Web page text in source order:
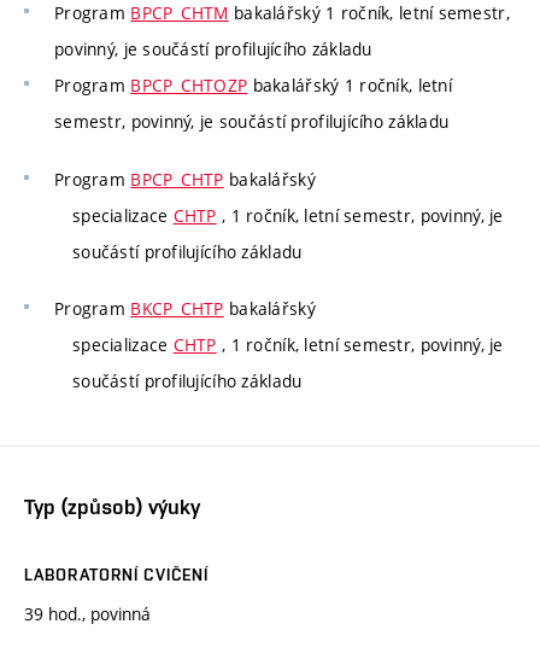
Program BPCP_CHTM bakalářský 1 ročník, letní semestr,
povinný, je součástí profilujícího základu
Program BPCP_CHTOZP bakalářský 1 ročník, letní
semestr, povinný, je součástí profilujícího základu
Program BPCP_CHTP bakalářský
specializace CHTP , 1 ročník, letní semestr, povinný, je
součástí profilujícího základu
Program BKCP_CHTP bakalářský
specializace CHTP , 1 ročník, letní semestr, povinný, je
součástí profilujícího základu
Typ (způsob) výuky
LABORATORNÍ CVIČENÍ
39 hod., povinná